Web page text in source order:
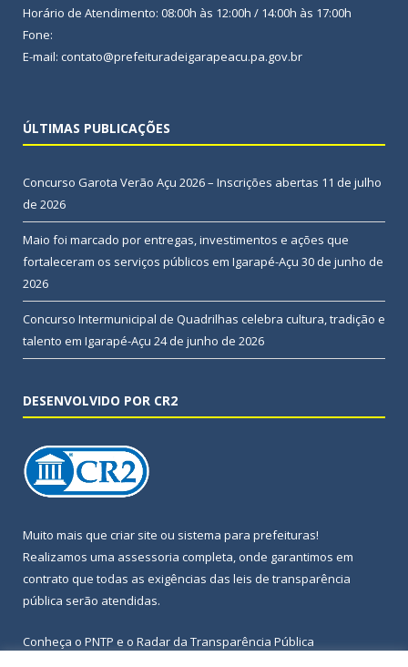
Horário de Atendimento: 08:00h às 12:00h / 14:00h às 17:00h
Fone:
E-mail: contato@prefeituradeigarapeacu.pa.gov.br
ÚLTIMAS PUBLICAÇÕES
Concurso Garota Verão Açu 2026 – Inscrições abertas 11 de julho
de 2026
Maio foi marcado por entregas, investimentos e ações que
fortaleceram os serviços públicos em Igarapé-Açu 30 de junho de
2026
Concurso Intermunicipal de Quadrilhas celebra cultura, tradição e
talento em Igarapé-Açu 24 de junho de 2026
DESENVOLVIDO POR CR2
Muito mais que criar site ou sistema para prefeituras!
Realizamos uma assessoria completa, onde garantimos em
contrato que todas as exigências das leis de transparência
pública serão atendidas.
Conheça o PNTP e o Radar da Transparência Pública